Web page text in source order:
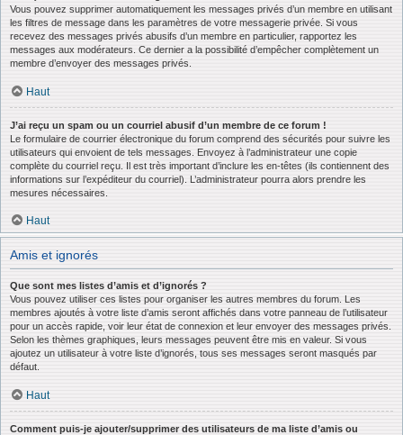
Vous pouvez supprimer automatiquement les messages privés d’un membre en utilisant
les filtres de message dans les paramètres de votre messagerie privée. Si vous
recevez des messages privés abusifs d’un membre en particulier, rapportez les
messages aux modérateurs. Ce dernier a la possibilité d’empêcher complètement un
membre d’envoyer des messages privés.
Haut
J’ai reçu un spam ou un courriel abusif d’un membre de ce forum !
Le formulaire de courrier électronique du forum comprend des sécurités pour suivre les
utilisateurs qui envoient de tels messages. Envoyez à l’administrateur une copie
complète du courriel reçu. Il est très important d’inclure les en-têtes (ils contiennent des
informations sur l’expéditeur du courriel). L’administrateur pourra alors prendre les
mesures nécessaires.
Haut
Amis et ignorés
Que sont mes listes d’amis et d’ignorés ?
Vous pouvez utiliser ces listes pour organiser les autres membres du forum. Les
membres ajoutés à votre liste d’amis seront affichés dans votre panneau de l’utilisateur
pour un accès rapide, voir leur état de connexion et leur envoyer des messages privés.
Selon les thèmes graphiques, leurs messages peuvent être mis en valeur. Si vous
ajoutez un utilisateur à votre liste d’ignorés, tous ses messages seront masqués par
défaut.
Haut
Comment puis-je ajouter/supprimer des utilisateurs de ma liste d’amis ou